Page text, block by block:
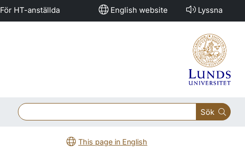
För HT-anställda English website Lyssna
Sök
This page in English